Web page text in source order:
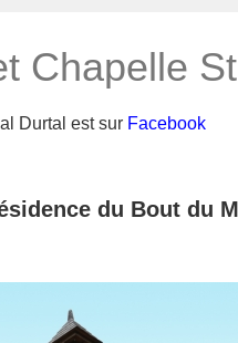
Chapelle
Durtal est sur Facebook
du Bout du